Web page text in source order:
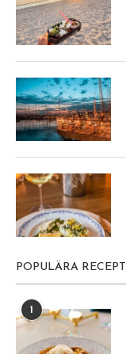
POPULÄRA RECEPT
1